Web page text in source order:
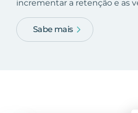
incrementar a retenção e as
Sabe mais